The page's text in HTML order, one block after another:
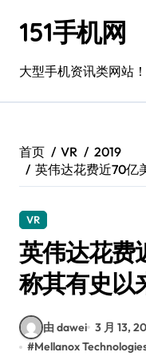
151手机网
大型手机资讯类网站
首页 VR
2019
英伟达花费近70亿
VR
英伟达花费
称其有史以
由 dawei 3 月 13,
#Mellanox